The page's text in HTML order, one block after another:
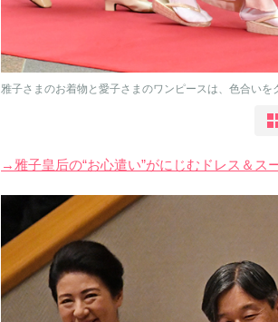
雅子さまのお着物と愛子さまのワンピースは、色合い
→雅子皇后の“お心遣い”がにじむドレス＆ス